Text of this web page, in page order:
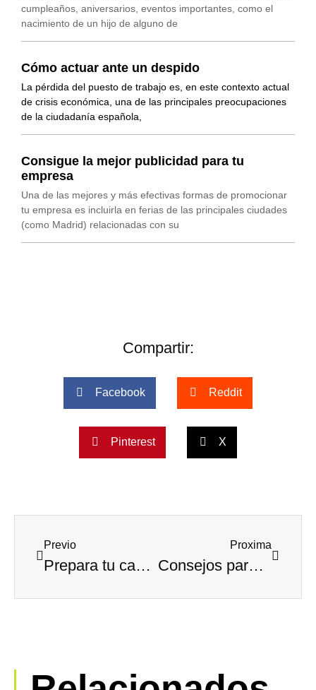
cumpleaños, aniversarios, eventos importantes, como el
nacimiento de un hijo de alguno de
Cómo actuar ante un despido
La pérdida del puesto de trabajo es, en este contexto actual
de crisis económica, una de las principales preocupaciones
de la ciudadanía española,
Consigue la mejor publicidad para tu
empresa
Una de las mejores y más efectivas formas de promocionar
tu empresa es incluirla en ferias de las principales ciudades
(como Madrid) relacionadas con su
Compartir:
Facebook Reddit
Pinterest X
Previo
Prepara tu casa para el verano
Proxima
Consejos para elegir una buena residencia universitaria